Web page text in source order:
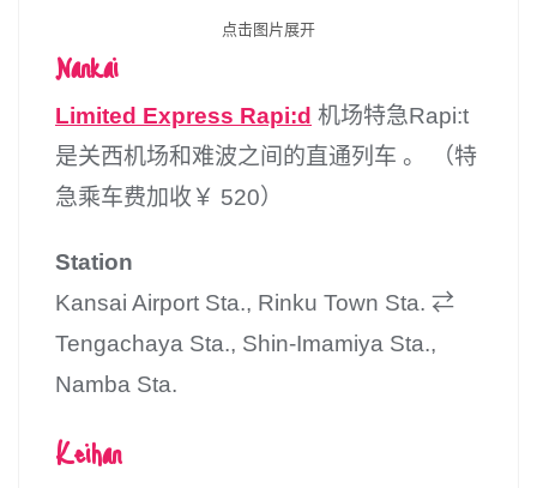
点击图片展开
Nankai
Limited Express Rapi:d 机场特急Rapi:t
是关西机场和难波之间的直通列车 。 （特
急乘车费加收￥ 520）
Station
Kansai Airport Sta., Rinku Town Sta. ⇄
Tengachaya Sta., Shin-Imamiya Sta.,
Namba Sta.
Keihan